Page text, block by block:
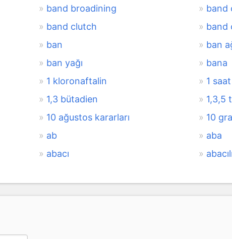
band broadining
band
band clutch
band
ban
ban
ban yağı
bana
1 kloronaftalin
1
1,3 bütadien
1,3,5
10 ağustos kararları
10
ab
aba
abacı